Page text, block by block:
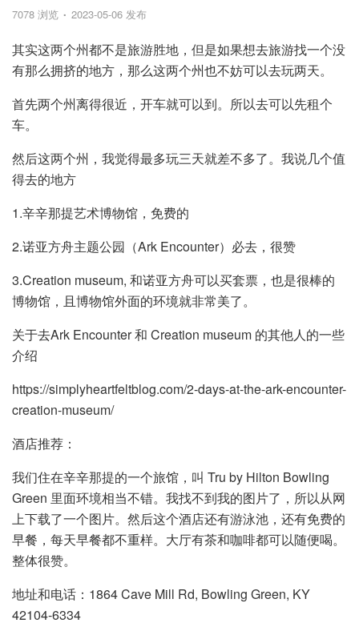
7078 浏览 2023-05-06 发布
其实这两个州都不是旅游胜地，但是如果想去旅游找一个没
有那么拥挤的地方，那么这两个州也不妨可以去玩两天。
首先两个州离得很近，开车就可以到。所以去可以先租个
车。
然后这两个州，我觉得最多玩三天就差不多了。我说几个值
得去的地方
1.辛辛那提艺术博物馆，免费的
2.诺亚方舟主题公园（Ark Encounter）必去，很赞
3.Creation museum, 和诺亚方舟可以买套票，也是很棒的
博物馆，且博物馆外面的环境就非常美了。
关于去Ark Encounter 和 Creation museum 的其他人的一些
介绍
https://simplyheartfeltblog.com/2-days-at-the-ark-encounter-
creation-museum/
酒店推荐：
我们住在辛辛那提的一个旅馆，叫 Tru by Hilton Bowling
Green 里面环境相当不错。我找不到我的图片了，所以从网
上下载了一个图片。然后这个酒店还有游泳池，还有免费的
早餐，每天早餐都不重样。大厅有茶和咖啡都可以随便喝。
整体很赞。
地址和电话：1864 Cave Mill Rd, Bowling Green, KY
42104-6334